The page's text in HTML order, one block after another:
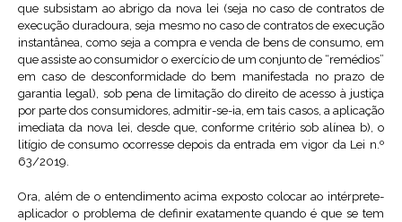
que subsistam ao abrigo da nova lei (seja no caso de contratos de
execução duradoura, seja mesmo no caso de contratos de execução
instantânea, como seja a compra e venda de bens de consumo, em
que assiste ao consumidor o exercício de um conjunto de “remédios”
em caso de desconformidade do bem manifestada no prazo de
garantia legal), sob pena de limitação do direito de acesso à justiça
por parte dos consumidores, admitir-se-ia, em tais casos, a aplicação
imediata da nova lei, desde que, conforme critério sob alínea b), o
litígio de consumo ocorresse depois da entrada em vigor da Lei n.º
63/2019.
Ora, além de o entendimento acima exposto colocar ao intérprete-
aplicador o problema de definir exatamente quando é que se tem